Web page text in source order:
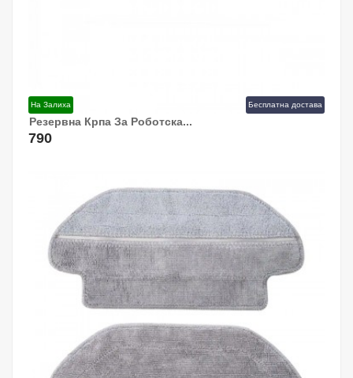
На Залиха Бесплатна достава
Резервна Крпа За Роботска...
790
Додај Во Кошница!